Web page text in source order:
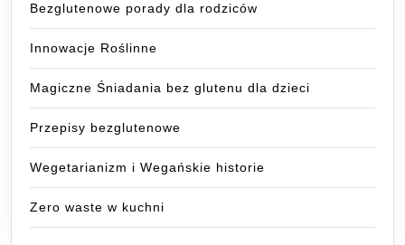
Bezglutenowe porady dla rodziców
Innowacje Roślinne
Magiczne Śniadania bez glutenu dla dzieci
Przepisy bezglutenowe
Wegetarianizm i Wegańskie historie
Zero waste w kuchni